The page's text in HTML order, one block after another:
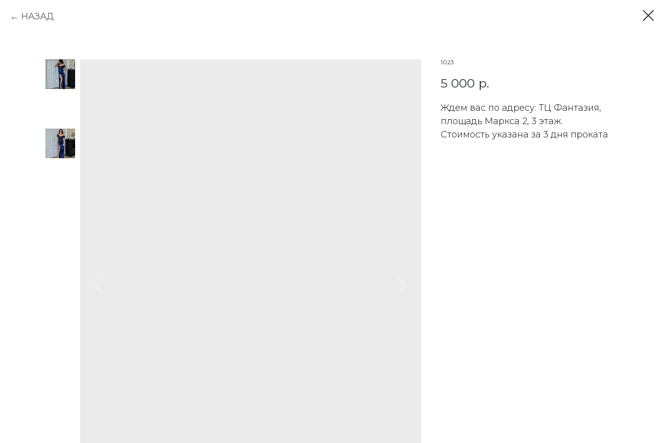
НАЗАД
1023
5 000 р.
Ждем вас по адресу: ТЦ Фантазия,
площадь Маркса 2, 3 этаж.
Стоимость указана за 3 дня проката